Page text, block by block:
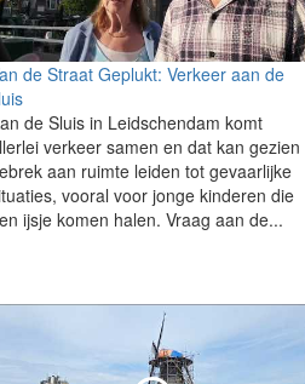
de Straat Geplukt: Verkeer aan de
de Sluis in Leidschendam komt
verkeer samen en dat kan gezien
aan ruimte leiden tot gevaarlijke
vooral voor jonge kinderen die
ijsje komen halen. Vraag aan de...